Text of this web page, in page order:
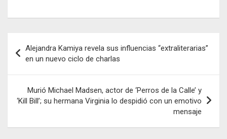
de
entradas
Alejandra Kamiya revela sus influencias “extraliterarias”
en un nuevo ciclo de charlas
Murió Michael Madsen, actor de ‘Perros de la Calle’ y
‘Kill Bill’; su hermana Virginia lo despidió con un emotivo
mensaje